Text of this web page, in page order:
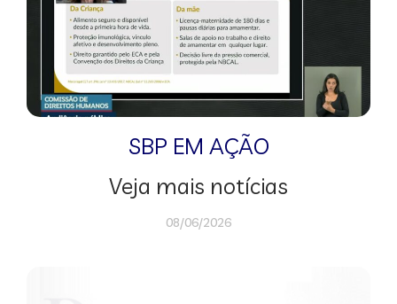
SBP EM AÇÃO
Veja mais notícias
08/06/2026